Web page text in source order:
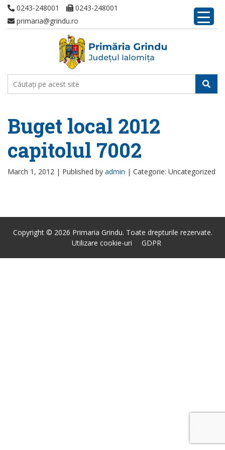
0243-248001
0243-248001
primaria@grindu.ro
Buget local 2012
capitolul 7002
March 1, 2012 | Published by admin | Categorie: Uncategorized
Copyright © 2026 Primaria Grindu. Toate drepturile rezervate.
Utilizare cookie-uri
GDPR